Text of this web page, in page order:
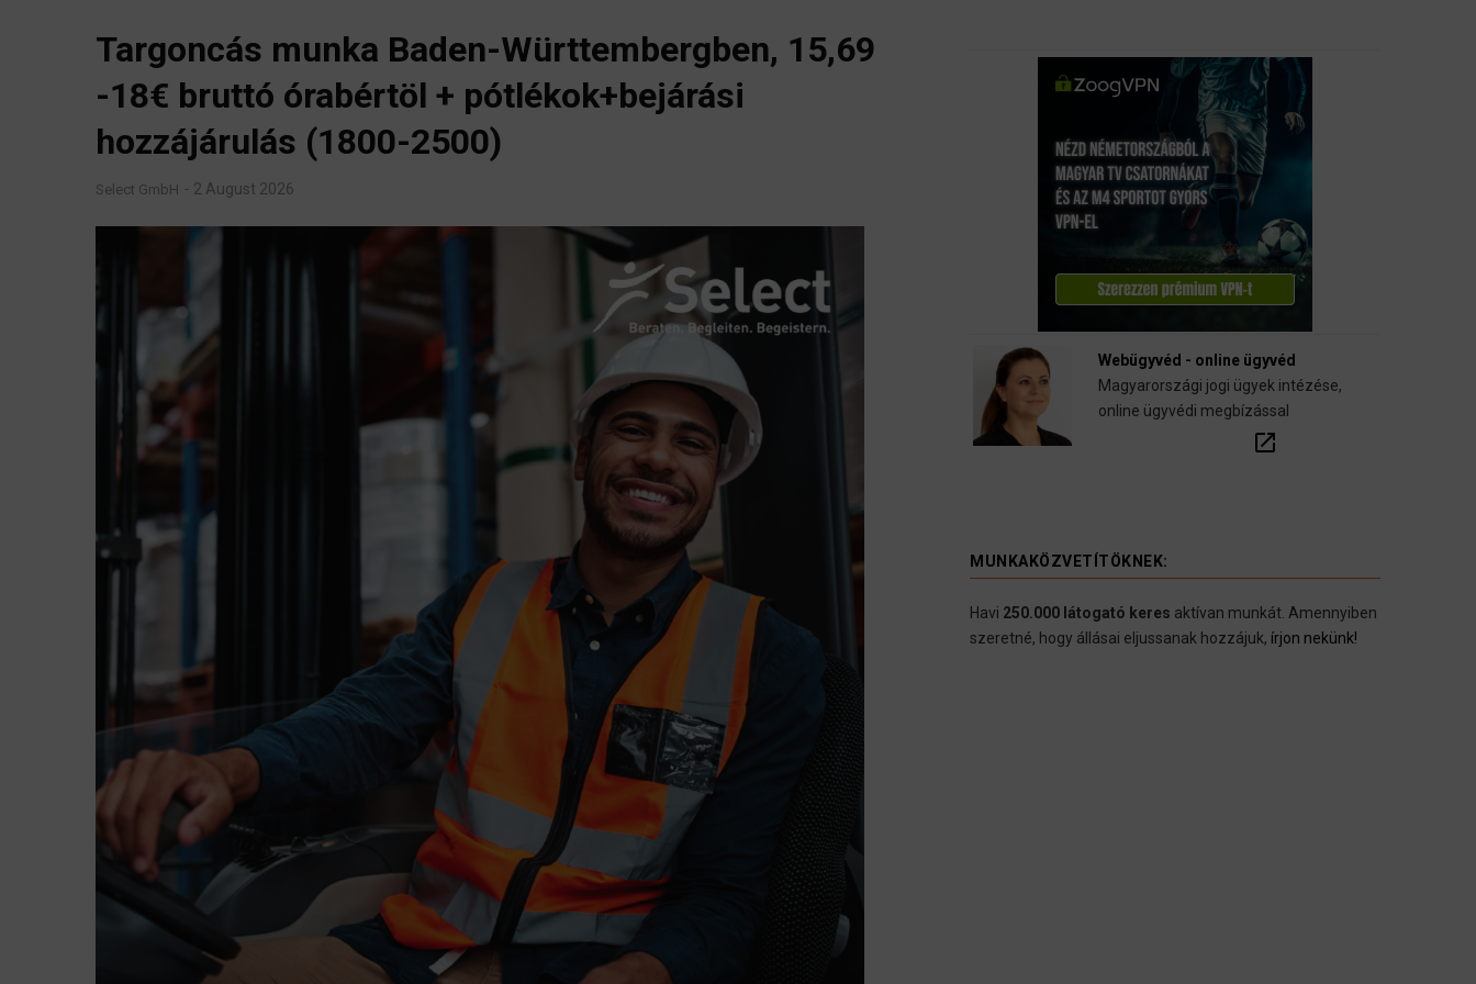
Targoncás munka Baden-Württembergben, 15,69
-18€ bruttó órabértöl + pótlékok+bejárási
hozzájárulás (1800-2500)
Select GmbH 2 August 2026
Webügyvéd - online ügyvéd
Magyarországi jogi ügyek intézése,
online ügyvédi megbízással
open_in_new
MUNKAKÖZVETÍTÖKNEK:
Havi 250.000 látogató keres aktívan munkát. Amennyiben
szeretné, hogy állásai eljussanak hozzájuk, írjon nekünk!